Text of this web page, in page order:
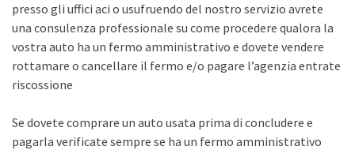
presso gli uffici aci o usufruendo del nostro servizio avrete
una consulenza professionale su come procedere qualora la
vostra auto ha un fermo amministrativo e dovete vendere
rottamare o cancellare il fermo e/o pagare l’agenzia entrate
riscossione
Se dovete comprare un auto usata prima di concludere e
pagarla verificate sempre se ha un fermo amministrativo